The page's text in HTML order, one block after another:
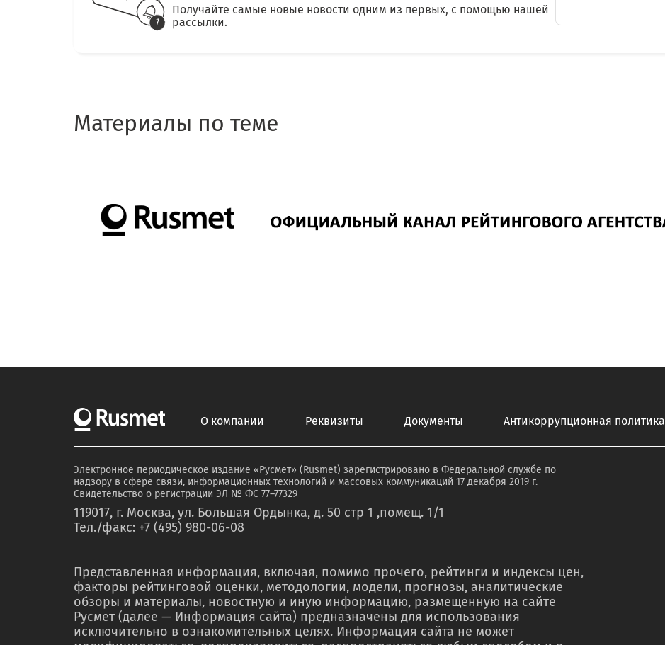
Получайте самые новые новости одним из первых, с помощью нашей
рассылки.
Материалы по теме
О компании Реквизиты Документы Антикоррупционная политика
Электронное периодическое издание «Русмет» (Rusmet) зарегистрировано в Федеральной службе по
надзору в сфере связи, информационных технологий и массовых коммуникаций 17 декабря 2019 г.
Свидетельство о регистрации ЭЛ № ФС 77–77329
119017, г. Москва, ул. Большая Ордынка, д. 50 стр 1 ,помещ. 1/1
Тел./факс: +7 (495) 980-06-08
Представленная информация, включая, помимо прочего, рейтинги и индексы цен,
факторы рейтинговой оценки, методологии, модели, прогнозы, аналитические
обзоры и материалы, новостную и иную информацию, размещенную на сайте
Русмет (далее — Информация сайта) предназначены для использования
исключительно в ознакомительных целях. Информация сайта не может